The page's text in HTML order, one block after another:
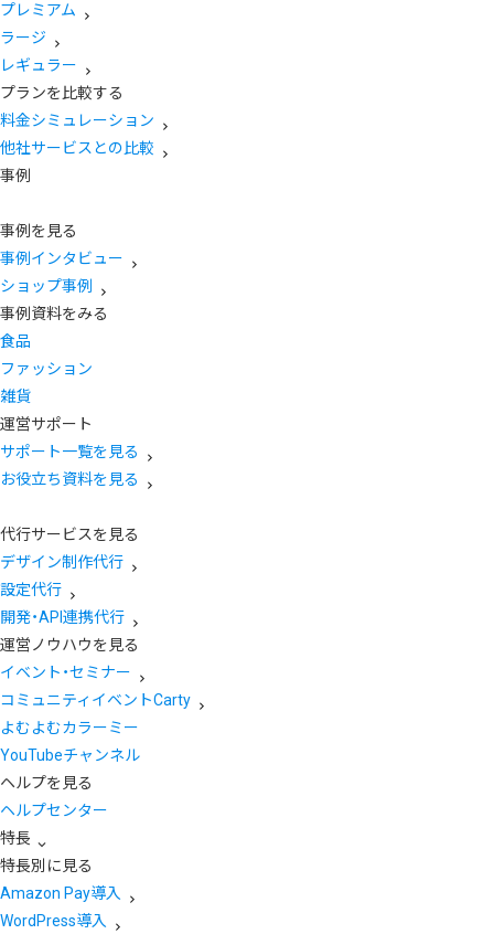
プレミアム
ラージ
レギュラー
プランを比較する
料金シミュレーション
他社サービスとの比較
事例
事例を見る
事例インタビュー
ショップ事例
事例資料をみる
食品
ファッション
雑貨
運営サポート
サポート一覧を見る
お役立ち資料を見る
代行サービスを見る
デザイン制作代行
設定代行
開発・API連携代行
運営ノウハウを見る
イベント・セミナー
コミュニティイベントCarty
よむよむカラーミー
YouTubeチャンネル
ヘルプを見る
ヘルプセンター
特長
特長別に見る
Amazon Pay導入
WordPress導入